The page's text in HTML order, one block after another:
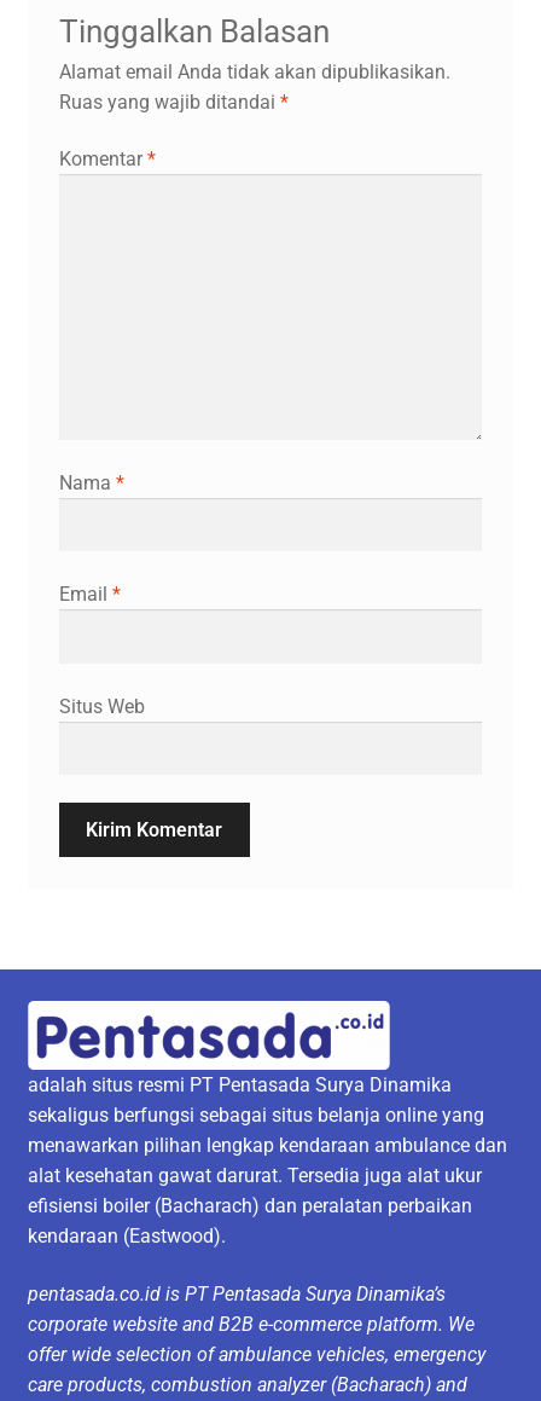
Tinggalkan Balasan
Alamat email Anda tidak akan dipublikasikan.
Ruas yang wajib ditandai *
Komentar*
Nama *
Email *
Situs Web
adalah situs resmi PT Pentasada Surya Dinamika
sekaligus berfungsi sebagai situs belanja online yang
menawarkan pilihan lengkap kendaraan ambulance dan
alat kesehatan gawat darurat. Tersedia juga alat ukur
efisiensi boiler (Bacharach) dan peralatan perbaikan
kendaraan (Eastwood).
pentasada.co.id is PT Pentasada Surya Dinamika’s
corporate website and B2B e-commerce platform. We
offer wide selection of ambulance vehicles, emergency
care products, combustion analyzer (Bacharach) and